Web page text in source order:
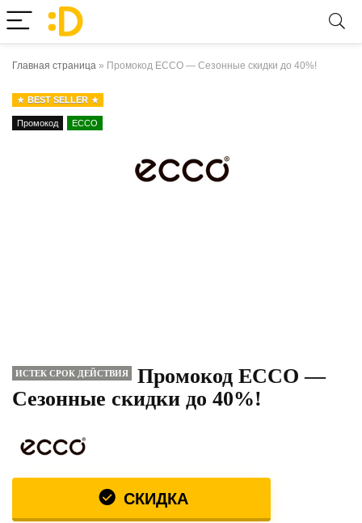
Главная страница » Промокод ECCO — Сезонные скидки до 40%!
BEST SELLER
Промокод ECCO
ИСТЕК СРОК ДЕЙСТВИЯ
Промокод ECCO —
Сезонные скидки до 40%!
СКИДКА